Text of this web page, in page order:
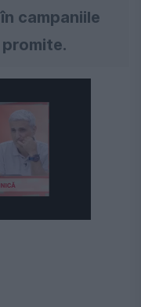
campaniile